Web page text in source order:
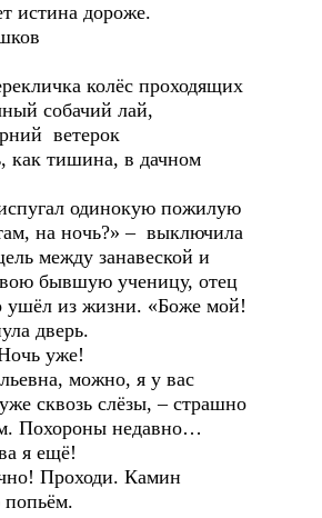
дороже.
колёс проходящих
собачий лай,
ветерок
как тишина, в дачном
одинокую пожилую
на ночь?» – выключила
между занавеской и
бывшую ученицу, отец
ушёл из жизни. «Боже мой!
дверь.
уже!
можно, я у вас
сквозь слёзы, – страшно
Похороны недавно…
я ещё!
Проходи. Камин
попьём.